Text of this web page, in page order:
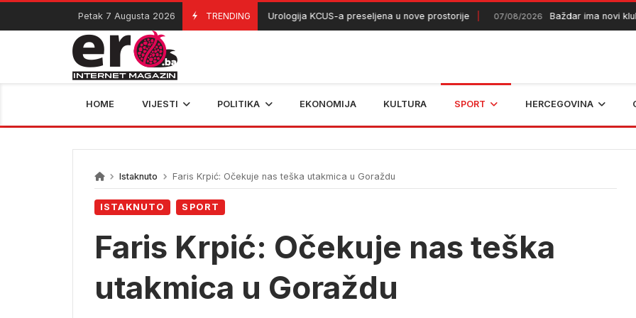
Skip
content
Petak 7 Augusta 2026 TRENDING
07/08/2026 Urologija KCUS-a preseljena u nove prostorije 07/08/2026 Baždar ima novi klub
HOME VIJESTI POLITIKA EKONOMIJA KULTURA SPORT HERCEGOVINA
Istaknuto Faris Krpić: Očekuje nas teška utakmica u Goraždu
ISTAKNUTO SPORT
Faris Krpić: Očekuje nas teška
utakmica u Goraždu